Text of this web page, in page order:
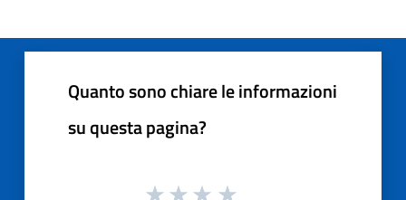
Quanto sono chiare le informazioni
su questa pagina?